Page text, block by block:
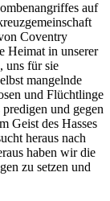
auf
Coventry
Heimat in unserer
uns für sie
mangelnde
und Flüchtlinge
und gegen
Geist des Hasses
heraus nach
haben wir die
zu setzen und